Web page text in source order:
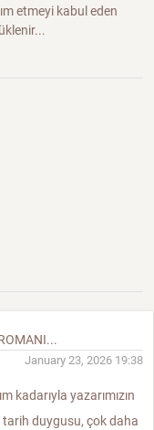
etmeyi kabul eden
January 23, 2026 19:38
kadarıyla yazarımızın
duygusu, çok daha